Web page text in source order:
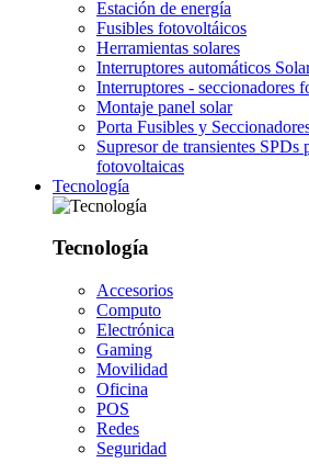
Estación de energía
Fusibles fotovoltáicos
Herramientas solares
Interruptores automáticos
Interruptores - seccionadores
Montaje panel solar
Porta Fusibles y
Supresor de transientes SPDs
fotovoltaicas
Tecnología
Tecnología
Accesorios
Computo
Electrónica
Gaming
Movilidad
Oficina
POS
Redes
Seguridad